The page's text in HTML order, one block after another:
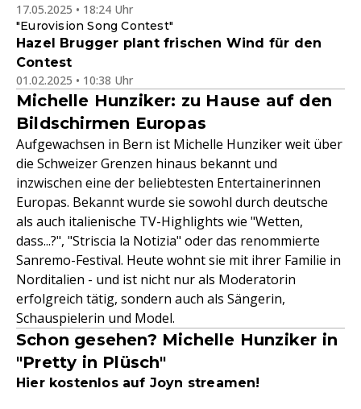
17.05.2025 • 18:24 Uhr
"Eurovision Song Contest"
Hazel Brugger plant frischen Wind für den
Contest
01.02.2025 • 10:38 Uhr
Michelle Hunziker: zu Hause auf den
Bildschirmen Europas
Aufgewachsen in Bern ist Michelle Hunziker weit über
die Schweizer Grenzen hinaus bekannt und
inzwischen eine der beliebtesten Entertainerinnen
Europas. Bekannt wurde sie sowohl durch deutsche
als auch italienische TV-Highlights wie "Wetten,
dass...?", "Striscia la Notizia" oder das renommierte
Sanremo-Festival. Heute wohnt sie mit ihrer Familie in
Norditalien - und ist nicht nur als Moderatorin
erfolgreich tätig, sondern auch als Sängerin,
Schauspielerin und Model.
Schon gesehen? Michelle Hunziker in
"Pretty in Plüsch"
Hier kostenlos auf Joyn streamen!